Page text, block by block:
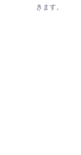
きます。